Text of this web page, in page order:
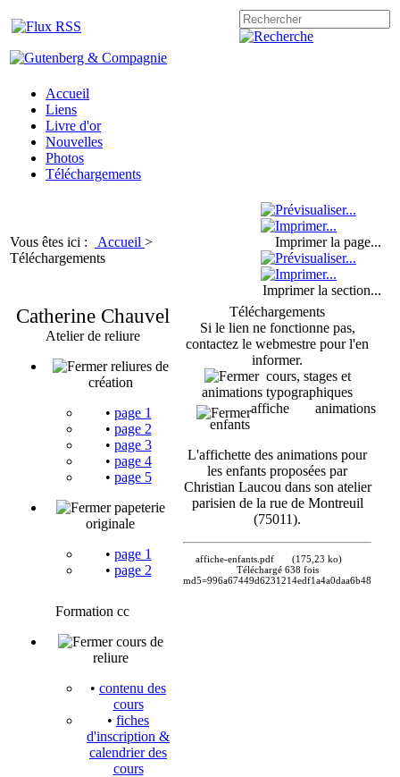
Accueil
Liens
Livre d'or
Nouvelles
Photos
Téléchargements
Vous êtes ici : Accueil >
Téléchargements
Imprimer la page...
Imprimer la section...
Catherine Chauvel
Atelier de reliure
reliures de
création
• page 1
• page 2
• page 3
• page 4
• page 5
papeterie
originale
• page 1
• page 2
Formation cc
cours de
reliure
• contenu des
cours
• fiches
d'inscription &
calendrier des
cours
Téléchargements
Si le lien ne fonctionne pas,
contactez le webmestre pour l'en
informer.
cours, stages et
animations typographiques
affiche animations
enfants
L'affichette des animations pour
les enfants proposées par
Christian Laucou dans son atelier
parisien de la rue de Montreuil
(75011).
affiche-enfants.pdf
(175,23 ko)
Téléchargé 638 fois
md5=996a67449d6231214edf1a4a0daa6b48